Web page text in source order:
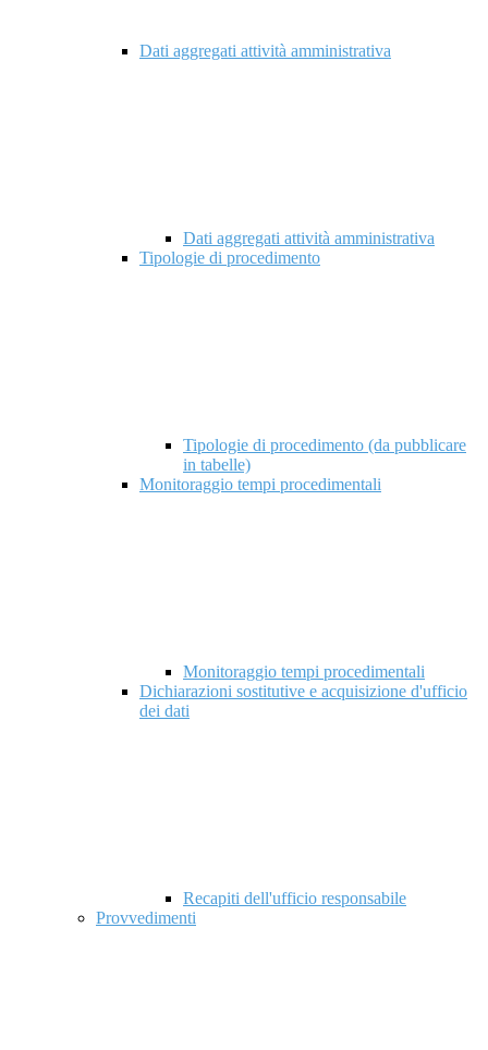
Dati aggregati attività amministrativa
Dati aggregati attività amministrativa
Tipologie di procedimento
Tipologie di procedimento (da pubblicare
in tabelle)
Monitoraggio tempi procedimentali
Monitoraggio tempi procedimentali
Dichiarazioni sostitutive e acquisizione d'ufficio
dei dati
Recapiti dell'ufficio responsabile
Provvedimenti